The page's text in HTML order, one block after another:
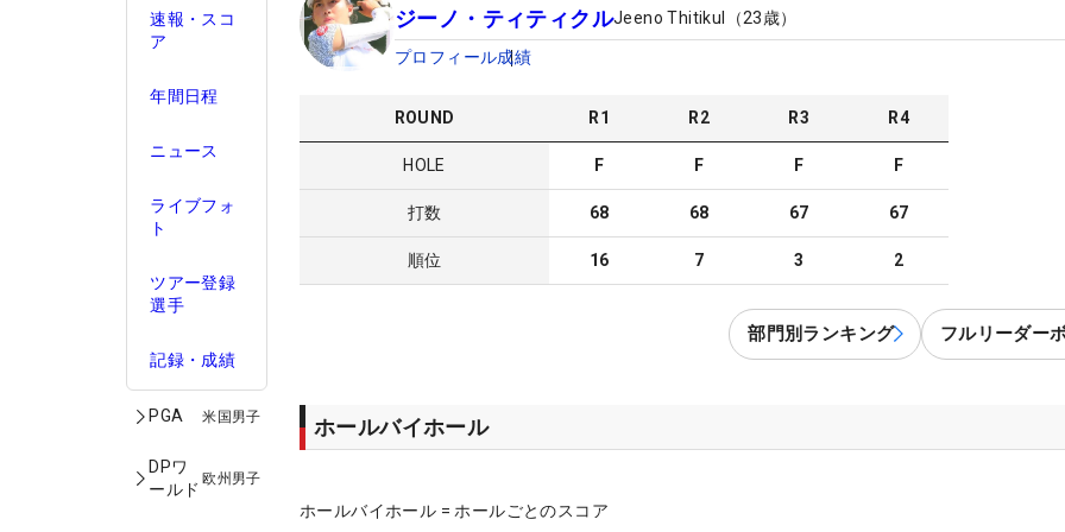
速報・スコ
ア
年間日程
ニュース
ライブフォ
ト
ツアー登録
選手
記録・成績
PGA 米国男子
DPワ
ールド
欧州男子
ジーノ・ティティクルJeeno Thitikul （23歳）
プロフィール成績
ROUND R1 R2 R3 R4
HOLE F F F F
打数 68 68 67 67
順位 16 7 3 2
部門別ランキング フルリーダー
ホールバイホール
ホールバイホール = ホールごとのスコア